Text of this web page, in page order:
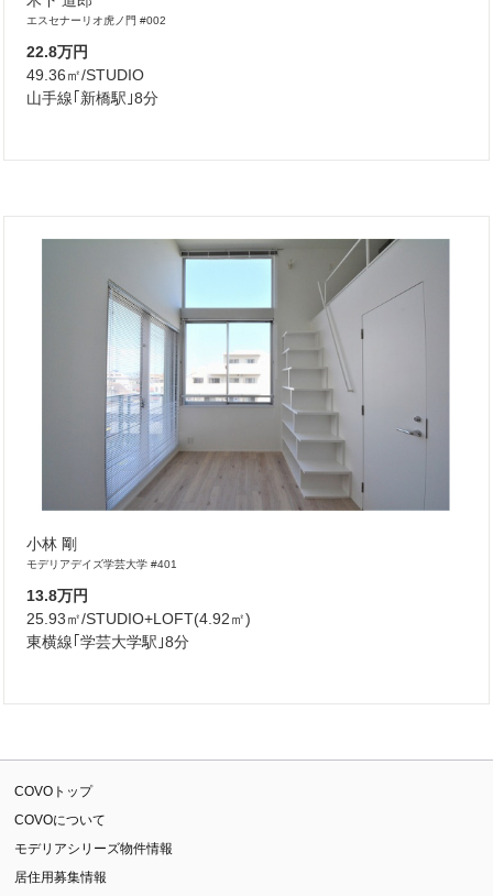
エスセナーリオ虎ノ門 #002
22.8万円
49.36㎡/STUDIO
山手線｢新橋駅｣8分
小林 剛
モデリアデイズ学芸大学 #401
13.8万円
25.93㎡/STUDIO+LOFT(4.92㎡)
東横線｢学芸大学駅｣8分
COVOトップ
COVOについて
モデリアシリーズ物件情報
居住用募集情報